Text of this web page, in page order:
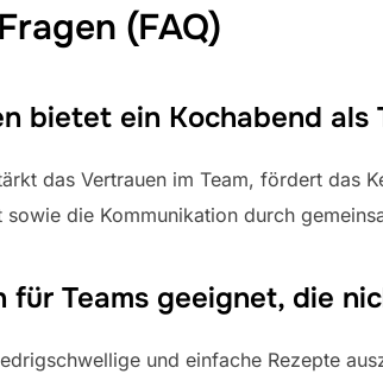
(FAQ)
bietet ein Kochabend als
das Vertrauen im Team, fördert das
die Kommunikation durch
für Teams geeignet, die
und einfache Rezepte